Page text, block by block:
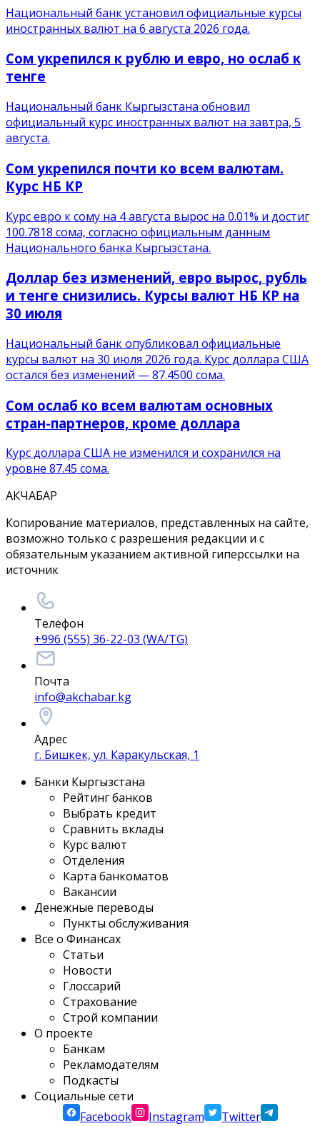
Национальный банк установил официальные курсы
иностранных валют на 6 августа 2026 года.
Сом укрепился к рублю и евро, но ослаб к
тенге
Национальный банк Кыргызстана обновил
официальный курс иностранных валют на завтра, 5
августа.
Сом укрепился почти ко всем валютам.
Курс НБ КР
Курс евро к сому на 4 августа вырос на 0.01% и достиг
100.7818 сома, согласно официальным данным
Национального банка Кыргызстана.
Доллар без изменений, евро вырос, рубль
и тенге снизились. Курсы валют НБ КР на
30 июля
Национальный банк опубликовал официальные
курсы валют на 30 июля 2026 года. Курс доллара США
остался без изменений — 87.4500 сома.
Сом ослаб ко всем валютам основных
стран-партнеров, кроме доллара
Курс доллара США не изменился и сохранился на
уровне 87.45 сома.
АКЧАБАР
Копирование материалов, представленных на сайте,
возможно только с разрешения редакции и с
обязательным указанием активной гиперссылки на
источник
Телефон
+996 (555) 36-22-03 (WA/TG)
Почта
info@akchabar.kg
Адрес
г. Бишкек, ул. Каракульская, 1
Банки Кыргызстана
Рейтинг банков
Выбрать кредит
Сравнить вклады
Курс валют
Отделения
Карта банкоматов
Вакансии
Денежные переводы
Пункты обслуживания
Все о Финансах
Статьи
Новости
Глоссарий
Страхование
Строй компании
О проекте
Банкам
Рекламодателям
Подкасты
Социальные сети
Facebook
Instagram
Twitter